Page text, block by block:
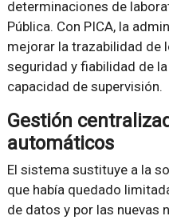
determinaciones de
Pública. Con PICA, la
mejorar la trazabilidad de
seguridad y fiabilidad de
capacidad de supervisión.
Gestión
automáticos
El sistema sustituye a la
que había quedado
de datos y por las nuevas